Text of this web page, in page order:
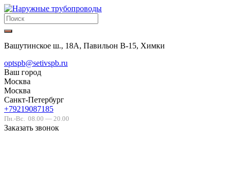
Вашутинское ш., 18А, Павильон В-15, Химки
optspb@setivspb.ru
Ваш город
Москва
Москва
Санкт-Петербург
+79219087185
Пн.-Вс. 08.00 — 20.00
Заказать звонок